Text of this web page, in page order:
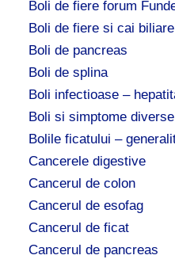
Boli de fiere forum
Boli de fiere si cai biliare
Boli de pancreas
Boli de splina
Boli infectioase –
Boli si simptome diverse
Bolile ficatului –
Cancerele digestive
Cancerul de colon
Cancerul de esofag
Cancerul de ficat
Cancerul de pancreas